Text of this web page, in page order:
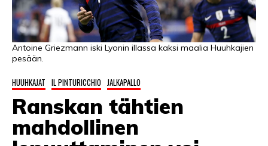
Antoine Griezmann iski Lyonin illassa kaksi maalia Huuhkajien
pesään.
HUUHKAJAT IL PINTURICCHIO JALKAPALLO
Ranskan tähtien
mahdollinen
EM2021
Huuhkajat
Veikkausliiga
Valioliiga
Muut sarjat
JÄÄKIEKKO
PESÄPALLO
LINTU VAI KALA
46 DENTON ROAD
VIDEOT